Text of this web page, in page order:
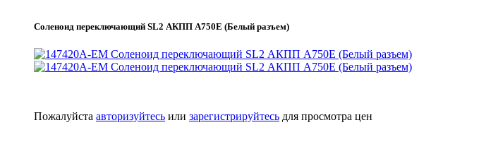
Соленоид переключающий SL2 АКПП A750E (Белый разъем)
Пожалуйста авторизуйтесь или зарегистрируйтесь для просмотра цен